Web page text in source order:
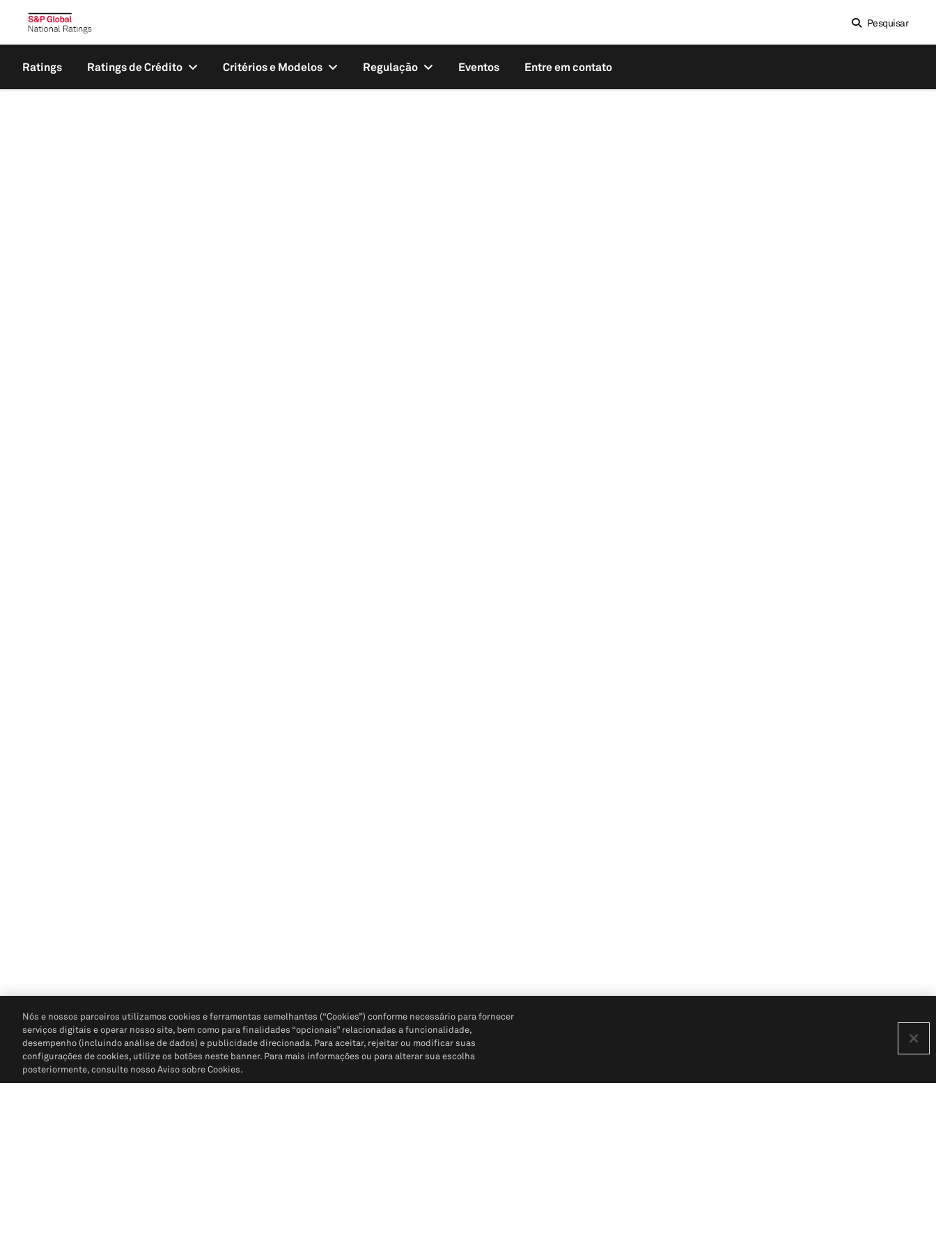
Pesquisar
Ratings Ratings de Crédito Critérios e Modelos Regulação Eventos Entre em contato
Nós e nossos parceiros utilizamos cookies e ferramentas semelhantes (“Cookies”) conforme necessário para fornecer
serviços digitais e operar nosso site, bem como para finalidades “opcionais” relacionadas a funcionalidade,
desempenho (incluindo análise de dados) e publicidade direcionada. Para aceitar, rejeitar ou modificar suas
configurações de cookies, utilize os botões neste banner. Para mais informações ou para alterar sua escolha
posteriormente, consulte nosso Aviso sobre Cookies.